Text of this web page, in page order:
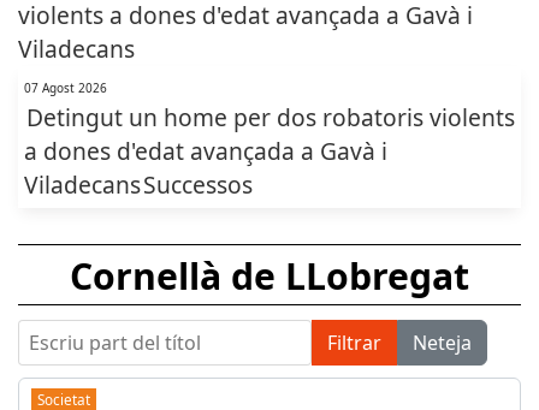
07 Agost 2026
Detingut un home per dos robatoris violents
a dones d'edat avançada a Gavà i
ViladecansSuccessos
Cornellà de LLobregat
Escriu part del títol Filtrar Neteja
Societat